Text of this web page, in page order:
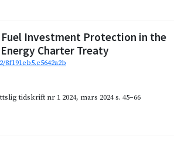
Investment Protection in the
Charter Treaty
tidskrift nr 1 2024, mars 2024s. 45–66